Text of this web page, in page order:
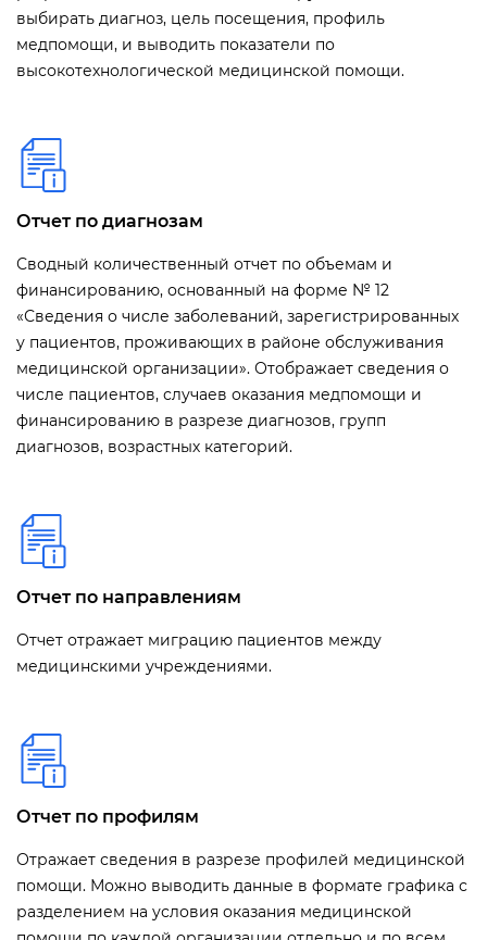
выбирать диагноз, цель посещения, профиль
медпомощи, и выводить показатели по
высокотехнологической медицинской помощи.
Отчет по диагнозам
Сводный количественный отчет по объемам и
финансированию, основанный на форме № 12
«Сведения о числе заболеваний, зарегистрированных
у пациентов, проживающих в районе обслуживания
медицинской организации». Отображает сведения о
числе пациентов, случаев оказания медпомощи и
финансированию в разрезе диагнозов, групп
диагнозов, возрастных категорий.
Отчет по направлениям
Отчет отражает миграцию пациентов между
медицинскими учреждениями.
Отчет по профилям
Отражает сведения в разрезе профилей медицинской
помощи. Можно выводить данные в формате графика с
разделением на условия оказания медицинской